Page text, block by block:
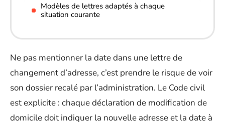
Modèles de lettres adaptés à chaque
situation courante
Ne pas mentionner la date dans une lettre de
changement d’adresse, c’est prendre le risque de voir
son dossier recalé par l’administration. Le Code civil
est explicite : chaque déclaration de modification de
domicile doit indiquer la nouvelle adresse et la date à